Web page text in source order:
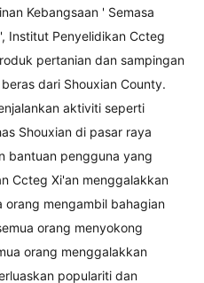
Kebangsaan ' Semasa
Institut Penyelidikan Ccteg
pertanian dan sampingan
dari Shouxian County.
aktiviti seperti
Shouxian di pasar raya
bantuan pengguna yang
Ccteg Xi'an menggalakkan
orang mengambil bahagian
orang menyokong
orang menggalakkan
populariti dan